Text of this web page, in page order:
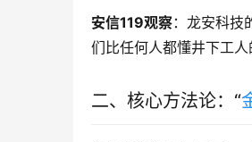
安信119观察：龙安科技
们比任何人都懂井下工人
二、核心方法论：“